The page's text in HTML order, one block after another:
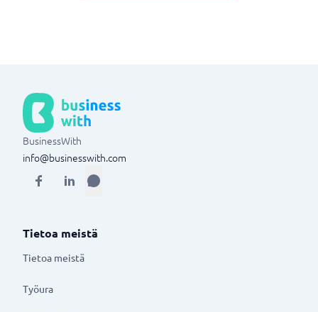
BusinessWith
info@businesswith.com
Tietoa meistä
Tietoa meistä
Työura